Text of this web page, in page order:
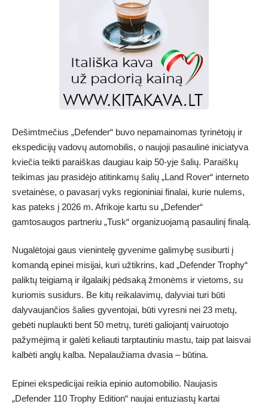
Dešimtmečius „Defender“ buvo nepamainomas tyrinėtojų ir
ekspedicijų vadovų automobilis, o naujoji pasaulinė iniciatyva
kviečia teikti paraiškas daugiau kaip 50-yje šalių. Paraiškų
teikimas jau prasidėjo atitinkamų šalių „Land Rover“ interneto
svetainėse, o pavasarį vyks regioniniai finalai, kurie nulems,
kas pateks į 2026 m. Afrikoje kartu su „Defender“
gamtosaugos partneriu „Tusk“ organizuojamą pasaulinį finalą.
Nugalėtojai gaus vienintelę gyvenime galimybę susiburti į
komandą epinei misijai, kuri užtikrins, kad „Defender Trophy“
paliktų teigiamą ir ilgalaikį pėdsaką žmonėms ir vietoms, su
kuriomis susidurs. Be kitų reikalavimų, dalyviai turi būti
dalyvaujančios šalies gyventojai, būti vyresni nei 23 metų,
gebėti nuplaukti bent 50 metrų, turėti galiojantį vairuotojo
pažymėjimą ir galėti keliauti tarptautiniu mastu, taip pat laisvai
kalbėti anglų kalba. Nepalaužiama dvasia – būtina.
Epinei ekspedicijai reikia epinio automobilio. Naujasis
„Defender 110 Trophy Edition“ naujai entuziastų kartai